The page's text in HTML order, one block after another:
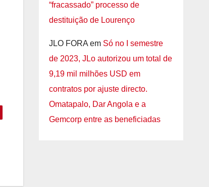
“fracassado” processo de
destituição de Lourenço
JLO FORAem Só no I semestre
de 2023, JLo autorizou um total de
9,19 mil milhões USD em
contratos por ajuste directo.
Omatapalo, Dar Angola e a
Gemcorp entre as beneficiadas